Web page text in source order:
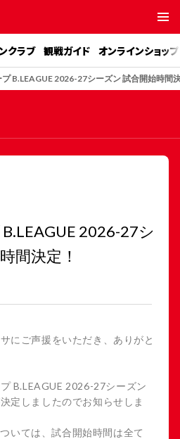
クラブ 観戦ガイド オンラインショップ
プ B.LEAGUE 2026-27シーズン 試合開始時間
2026-27シ
間決定！
にご声援をいただき、ありがと
B.LEAGUE 2026-27シーズン
定しましたのでお知らせしま
いては、試合開始時間は全て